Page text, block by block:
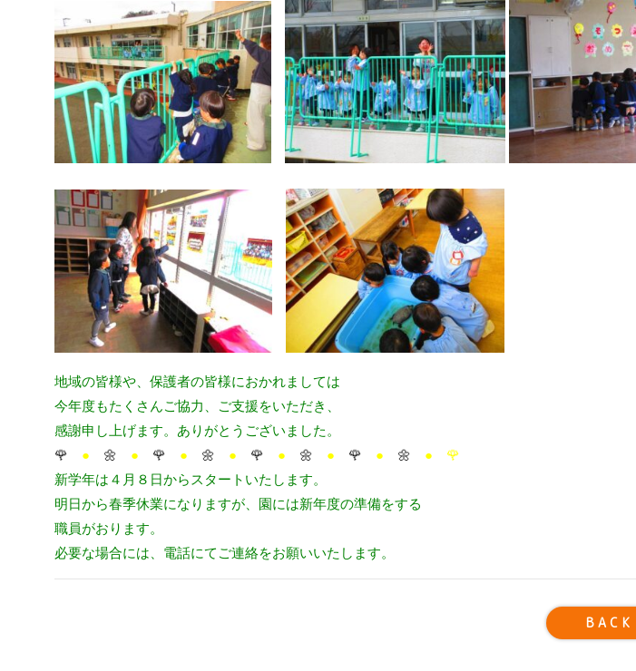
地域の皆様や、保護者の皆様におかれましては
今年度もたくさんご協力、ご支援をいただき、
感謝申し上げます。ありがとうございました。
🌹 ● 🌼 ● 🌹 ● 🌼 ● 🌹 ● 🌼 ● 🌹 ● 🌼 ● 🌹
新学年は４月８日からスタートいたします。
明日から春季休業になりますが、園には新年度の準備をする
職員がおります。
必要な場合には、電話にてご連絡をお願いいたします。
BACK